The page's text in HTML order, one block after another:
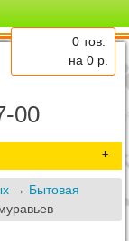
0 тов.
на 0 р.
00
→ Бытовая